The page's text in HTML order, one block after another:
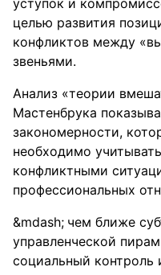
уступок и
целью развития
конфликтов между
звеньями.
Анализ «теории
Мастенбрука
закономерности,
необходимо
конфликтными
профессиональных
чем ближе
управленческой
социальный контроль